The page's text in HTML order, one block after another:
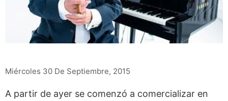
Miércoles 30 De Septiembre, 2015
A partir de ayer se comenzó a comercializar en